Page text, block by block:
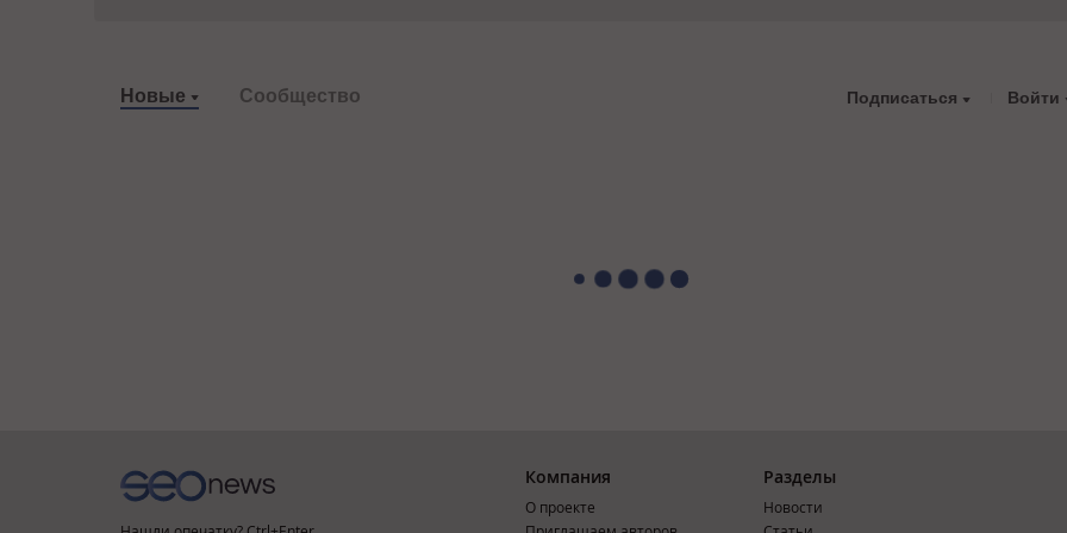
Новые Сообщество Подписаться Войти
Компания
О проекте
Разделы
Новости